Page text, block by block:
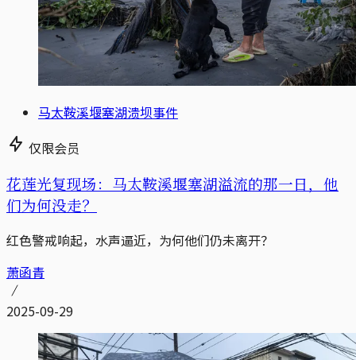
马太鞍溪堰塞湖溃坝事件
仅限会员
花莲光复现场：马太鞍溪堰塞湖溢流的那一日，他
们为何没走？
红色警戒响起，水声逼近，为何他们仍未离开？
萧函青
2025-09-29